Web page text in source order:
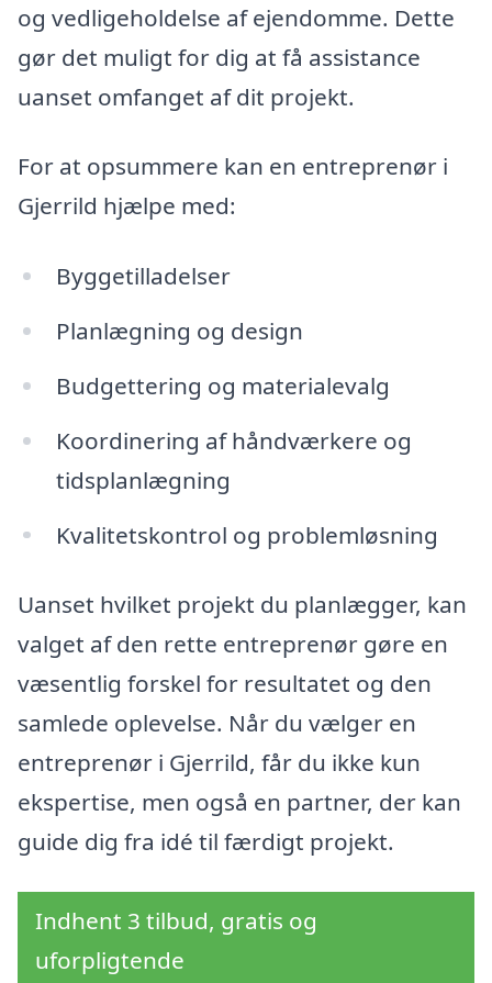
og vedligeholdelse af ejendomme. Dette
gør det muligt for dig at få assistance
uanset omfanget af dit projekt.
For at opsummere kan en entreprenør i
Gjerrild hjælpe med:
Byggetilladelser
Planlægning og design
Budgettering og materialevalg
Koordinering af håndværkere og
tidsplanlægning
Kvalitetskontrol og problemløsning
Uanset hvilket projekt du planlægger, kan
valget af den rette entreprenør gøre en
væsentlig forskel for resultatet og den
samlede oplevelse. Når du vælger en
entreprenør i Gjerrild, får du ikke kun
ekspertise, men også en partner, der kan
guide dig fra idé til færdigt projekt.
Indhent 3 tilbud, gratis og
uforpligtende